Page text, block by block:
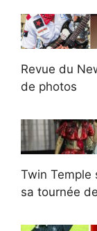
Revue du
de photos
Twin Temple
sa tournée